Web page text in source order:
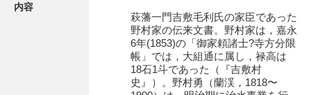
阿武家文書（山口市）
阿武家文書（美祢市）
阿武家文書(美祢市２)
内容
萩藩一門吉敷毛利氏の家臣であった
野村家の伝来文書。野村家は，嘉永
6年(1853)の「御家頼諸士?寺方分限
帳」では，大組通に属し，禄高は
18石1斗であった（『吉敷村
史』）。野村勇（蘭渓，1818〜